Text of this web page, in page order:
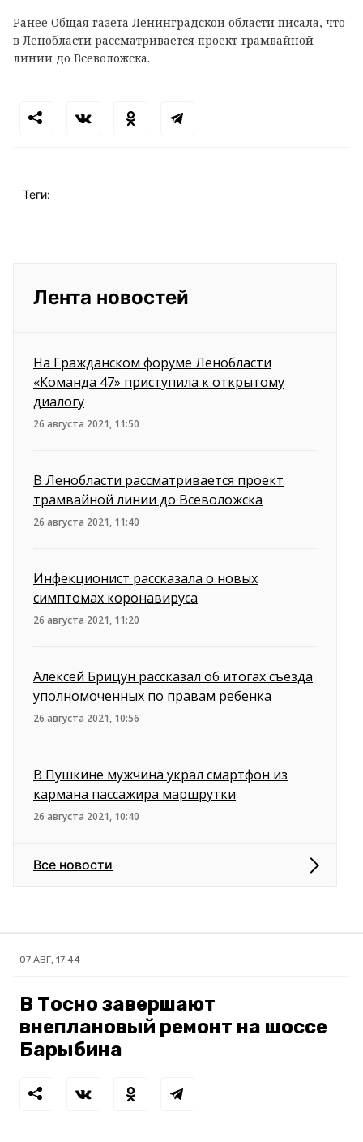
Ранее Общая газета Ленинградской области писала, что
в Ленобласти рассматривается проект трамвайной
линии до Всеволожска.
Теги:
Лента новостей
На Гражданском форуме Ленобласти
«Команда 47» приступила к открытому
диалогу
26 августа 2021, 11:50
В Ленобласти рассматривается проект
трамвайной линии до Всеволожска
26 августа 2021, 11:40
Инфекционист рассказала о новых
симптомах коронавируса
26 августа 2021, 11:20
Алексей Брицун рассказал об итогах съезда
уполномоченных по правам ребенка
26 августа 2021, 10:56
В Пушкине мужчина украл смартфон из
кармана пассажира маршрутки
26 августа 2021, 10:40
Все новости
07 АВГ, 17:44
В Тосно завершают
внеплановый ремонт на шоссе
Барыбина